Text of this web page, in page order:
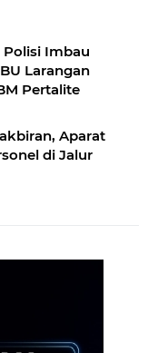
Polisi Imbau
Larangan
Pertalite
Aparat
di Jalur